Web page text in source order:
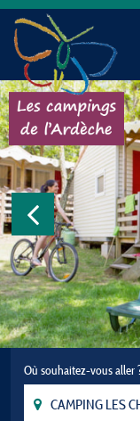
Où souhaitez-vous aller